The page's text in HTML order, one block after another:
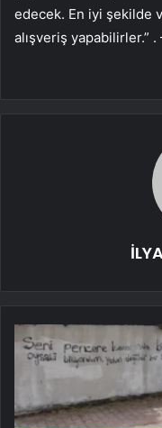
edecek. En iyi şekilde
alışveriş yapabilirler.” .